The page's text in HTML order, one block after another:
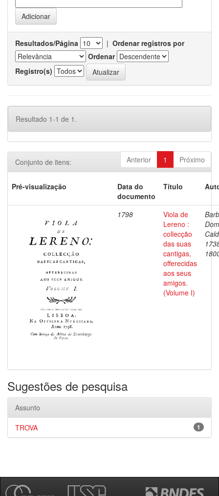
Resultados/Página | Ordenar registros por
Ordenar
Registro(s)
Resultado 1-1 de 1.
Anterior 1 Próximo
Conjunto de itens:
Pré-visualização
Data do
documento
Título
1798
Viola de
Lereno :
collecção
das suas
cantigas,
offerecidas
aos seus
amigos.
(Volume I)
Sugestões de pesquisa
Assunto
1
TROVA